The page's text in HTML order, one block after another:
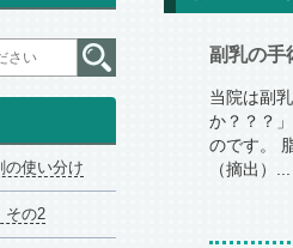
使い分け
の2
副乳の手
当院は副
か？？？
のです。
（摘出）...